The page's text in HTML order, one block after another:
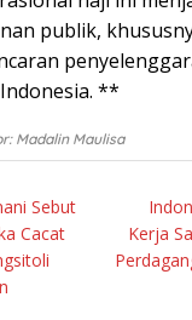
publik,
**
Madalin Maulisa
Sebut
Cacat
Kerja